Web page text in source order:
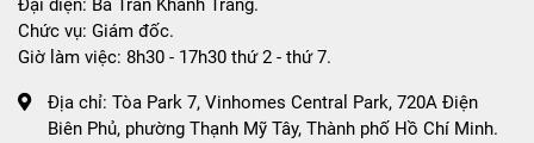
Đại diện: Bà Trần Khánh Trang.
Chức vụ: Giám đốc.
Giờ làm việc: 8h30 - 17h30 thứ 2 - thứ 7.
Địa chỉ: Tòa Park 7, Vinhomes Central Park, 720A Điện
Biên Phủ, phường Thạnh Mỹ Tây, Thành phố Hồ Chí Minh.